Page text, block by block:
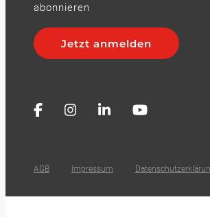
abonnieren
Jetzt anmelden
AGB Impressum